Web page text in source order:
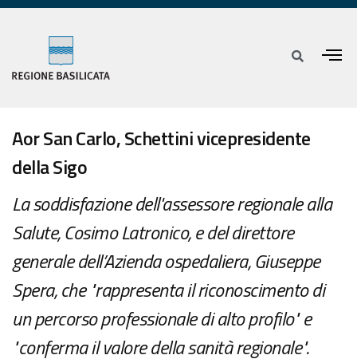
Aor San Carlo, Schettini vicepresidente
della Sigo
La soddisfazione dell'assessore regionale alla
Salute, Cosimo Latronico, e del direttore
generale dell’Azienda ospedaliera, Giuseppe
Spera, che "rappresenta il riconoscimento di
un percorso professionale di alto profilo" e
"conferma il valore della sanità regionale".